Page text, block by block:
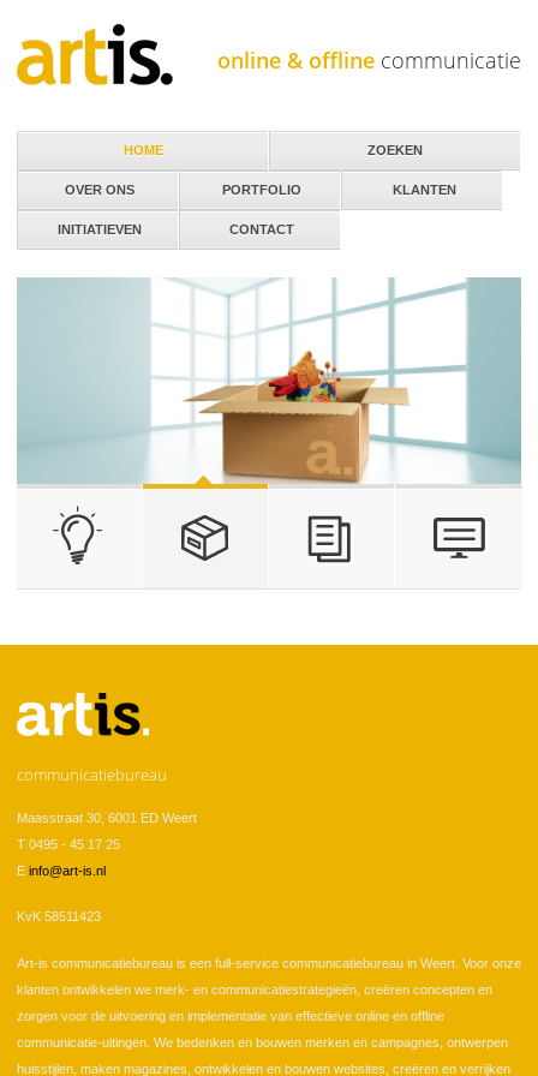
online & offline communicatie
HOME
OVER ONS PORTFOLIO KLANTEN
INITIATIEVEN CONTACT
ZOEKEN
communicatiebureau
Maasstraat 30, 6001 ED Weert
T 0495 - 45 17 25
E info@art-is.nl
KvK 58511423
Art-is communicatiebureau is een full-service communicatiebureau in Weert. Voor onze
klanten ontwikkelen we merk- en communicatiestrategieën, creëren concepten en
zorgen voor de uitvoering en implementatie van effectieve online en offline
communicatie-uitingen. We bedenken en bouwen merken en campagnes, ontwerpen
huisstijlen, maken magazines, ontwikkelen en bouwen websites, creëren en verrijken